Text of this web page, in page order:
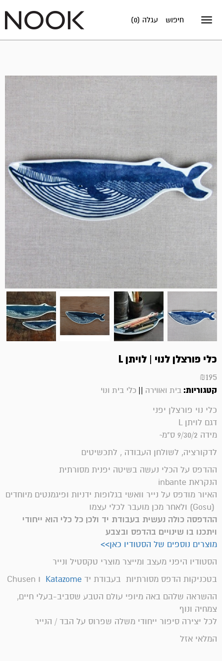
Toggle
עגלה (0) חיפוש
כלי פורצלן לנוי | לויתן L
₪195
קטגוריות: בית ואווירה || כלי בית ונוי
כלי נוי פורצלן יפני
דגם לויתן L
מידה 9/30/2 ס"מ~
לדקורציה, לשולחן העבודה , לתכשיטים
ההדפס על הכלי נעשה בשיטה יפנית מסורתית
הנקראת inbante
האיור מודפס על נייר וואשי בגלופות ידניות ופיגמנטים מיוחדים
(Gosu) ולאחר מכן מועבר לכלי עצמו
ההדפסה כולה נעשית בעבודת יד ולכן כל כלי הוא ייחודי
ויתכנו בו שינויים בהדפס ובצבע
מוצרים נוספים של הסטודיו כאן>>
הסטודיו היפני מעצב ומייצר מוצרי טקסטיל ונייר
בטכניקות הדפס מסורתיות בעבודת יד Katazome ו Chusen
ההשראה שלהם באה מיופי עולם הטבע שסביב-בעלי חיים,
צמחיה ונוף
לכל יצירה סיפור ייחודי משלה שפרוס על הבד / הנייר
המלאי אזל